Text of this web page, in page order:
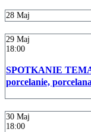
28 Maj
29 Maj
18:00
SPOTKANIE
porcelanie,
30 Maj
18:00